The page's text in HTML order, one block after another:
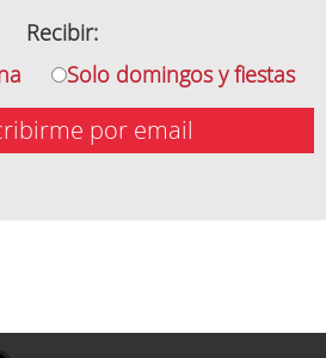
Recibir:
Solo domingos y fiestas
por email